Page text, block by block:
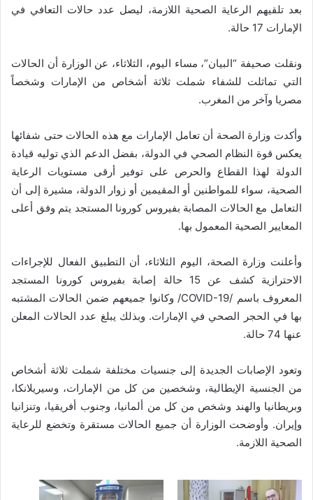
بعد تلقيهم الرعاية الصحية اللازمة، ليصل عدد حالات التعافي في
الإمارات 17 حالة.
ونقلت صحيفة “البيان”، مساء اليوم، الثلاثاء، عن الوزارة أن الحالات
التي تماثلت للشفاء شملت ثلاثة أشخاص من الإمارات وشخصاً
مصريا وآخر من المغرب.
وأكدت وزارة الصحة أن تعامل الإمارات مع هذه الحالات حتى شفائها
يعكس قوة النظام الصحي في الدولة، بفضل الدعم الذي توليه قيادة
الدولة لهذا القطاع والحرص على توفير أرقى مستويات الرعاية
الصحية، سواء للمواطنين أو المقيمين أو زوار الدولة، مشيرة إلى أن
التعامل مع الحالات المصابة بفيروس كورونا المستجد يتم وفق أعلى
المعايير الصحية المعمول بها.
وأعلنت وزارة الصحة، اليوم الثلاثاء، أن التطبيق الفعال للإجراءات
الاحترازية كشف عن 15 حالة إصابة بفيروس كورونا المستجد
المعروف باسم /COVID-19/ وكانوا جميعهم ضمن الحالات المشتبه
بها في الحجر الصحي في الإمارات. وبذلك يبلغ عدد الحالات المعلن
عنها 74 حالة.
وتعود الإصابات الجديدة إلى جنسيات مختلفة شملت ثلاثة أشخاص
من الجنسية الإيطالية، وشخصين من كل من الإمارات، وسيريلانكا،
وبريطانيا والهند وشخص من كل من ألمانيا، وجنوب أفريقيا، وتنزانيا
وإيران. وأوضحت الوزارة أن جميع الحالات مستقرة وتخضع للرعاية
الصحية اللازمة.